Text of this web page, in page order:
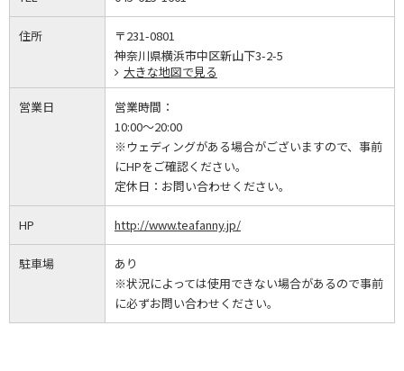
住所
〒231-0801
神奈川県横浜市中区新山下3-2-5
大きな地図で見る
営業日
営業時間：
10:00～20:00
※ウェディングがある場合がございますので、事前
にHPをご確認ください。
定休日： お問い合わせください。
HP http://www.teafanny.jp/
駐車場
あり
※状況によっては使用できない場合があるので事前
に必ずお問い合わせください。